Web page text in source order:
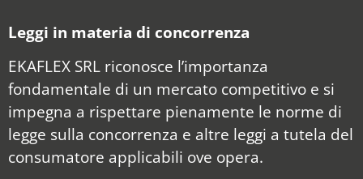
Leggi in materia di concorrenza
EKAFLEX SRL riconosce l’importanza
fondamentale di un mercato competitivo e si
impegna a rispettare pienamente le norme di
legge sulla concorrenza e altre leggi a tutela del
consumatore applicabili ove opera.